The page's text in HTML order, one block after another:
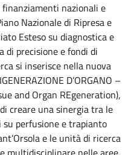
nazionali e
Nazionale di Ripresa e
Esteso su diagnostica e
di precisione e fondi di
si inserisce nella nuova
D’ORGANO –
and Organ REgeneration),
creare una sinergia tra le
perfusione e trapianto
e le unità di ricerca